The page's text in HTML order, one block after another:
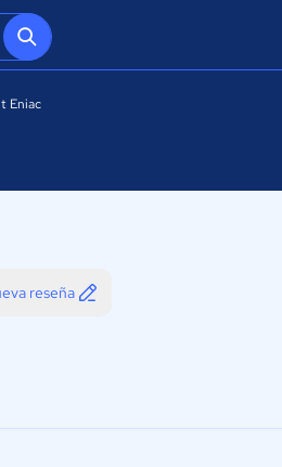
Eniac
reseña